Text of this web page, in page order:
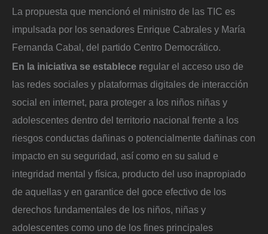
La propuesta que mencionó el ministro de las TIC es
impulsada por los senadores Enrique Cabrales y María
Fernanda Cabal, del partido Centro Democrático.
En la iniciativa se establece regular el acceso uso de
las redes sociales y plataformas digitales de interacción
social en internet, para proteger a los niños niñas y
adolescentes dentro del territorio nacional frente a los
riesgos conductas dañinas o potencialmente dañinas con
impacto en su seguridad, así como en su salud e
integridad mental y física, producto del uso inapropiado
de aquellas y en garantice del goce efectivo de los
derechos fundamentales de los niños, niñas y
adolescentes como uno de los fines principales